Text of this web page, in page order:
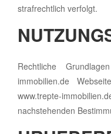
strafrechtlich verfolgt.
Rechtliche
immobilien.de
www.trepte-
nachstehenden